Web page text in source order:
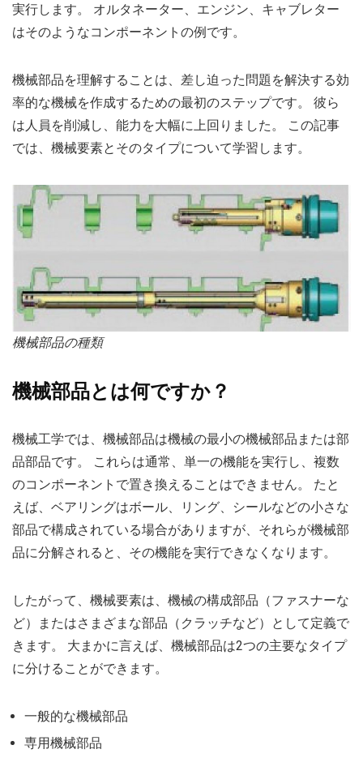
実行します。 オルタネーター、エンジン、キャブレター
はそのようなコンポーネントの例です。
機械部品を理解することは、差し迫った問題を解決する効
率的な機械を作成するための最初のステップです。 彼ら
は人員を削減し、能力を大幅に上回りました。 この記事
では、機械要素とそのタイプについて学習します。
機械部品の種類
機械部品とは何ですか？
機械工学では、機械部品は機械の最小の機械部品または部
品部品です。 これらは通常、単一の機能を実行し、複数
のコンポーネントで置き換えることはできません。 たと
えば、ベアリングはボール、リング、シールなどの小さな
部品で構成されている場合がありますが、それらが機械部
品に分解されると、その機能を実行できなくなります。
したがって、機械要素は、機械の構成部品（ファスナーな
ど）またはさまざまな部品（クラッチなど）として定義で
きます。 大まかに言えば、機械部品は2つの主要なタイプ
に分けることができます。
一般的な機械部品
専用機械部品